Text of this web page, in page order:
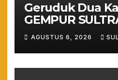
Geruduk Dua
GEMPUR
Keras: Lahan
Diduduki Jika
Kepastian
AGUSTUS 6, 2026